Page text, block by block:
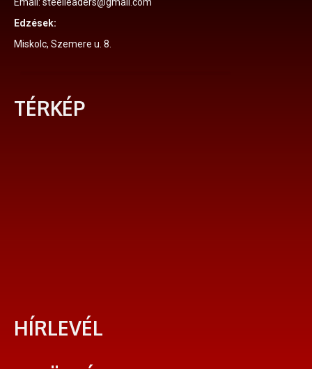
Edzések:
Miskolc, Szemere u. 8.
TÉRKÉP
HÍRLEVÉL